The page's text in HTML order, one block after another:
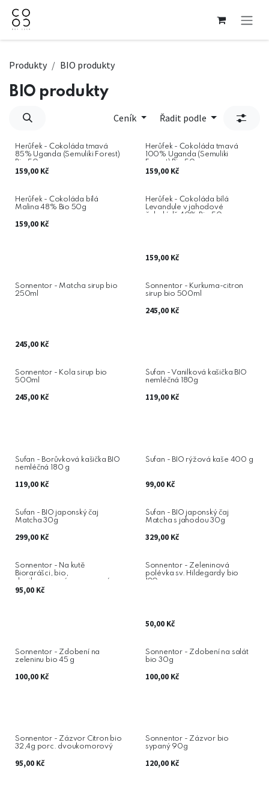
Přejít na obsah
Produkty BIO produkty
BIO produkty
Ceník Řadit podle
Herůfek - Čokoláda tmavá
85% Uganda (Semuliki Forest)
Bio 50g
159,00 Kč
Herůfek - Čokoláda tmavá
100% Uganda (Semuliki
Forest) Bio 50g
159,00Kč
Herůfek - Čokoláda bílá
Malina 48% Bio 50g
159,00 Kč
Herůfek - Čokoláda bílá
Levandule v jahodové
čokoládě 40% Bio 50g
159,00Kč
Sonnentor - Matcha sirup bio
250ml
245,00 Kč
Sonnentor - Kurkuma-citron
sirup bio 500ml
245,00Kč
Sonnentor - Kola sirup bio
500ml
245,00 Kč
Šufan - Vanilková kašička BIO
nemléčná 180g
119,00Kč
Šufan - Borůvková kašička BIO
nemléčná 180 g
119,00 Kč
Šufan - BIO rýžová kaše 400 g
99,00Kč
Šufan - BIO japonský čaj
Matcha 30g
299,00 Kč
Šufan - BIO japonský čaj
Matcha s jahodou 30g
329,00Kč
Sonnentor - Na kutě
Biorarášci, bio,
dvojkomorový, porcovaný,
28,8 g
95,00 Kč
Sonnentor - Zeleninová
polévka sv. Hildegardy bio
120g
50,00Kč
Sonnentor - Zdobení na
zeleninu bio 45 g
100,00 Kč
Sonnentor - Zdobení na salát
bio 30g
100,00Kč
Sonnentor - Zázvor Citron bio
32,4g porc. dvoukomorový
95,00 Kč
Sonnentor - Zázvor bio
sypaný 90g
120,00Kč